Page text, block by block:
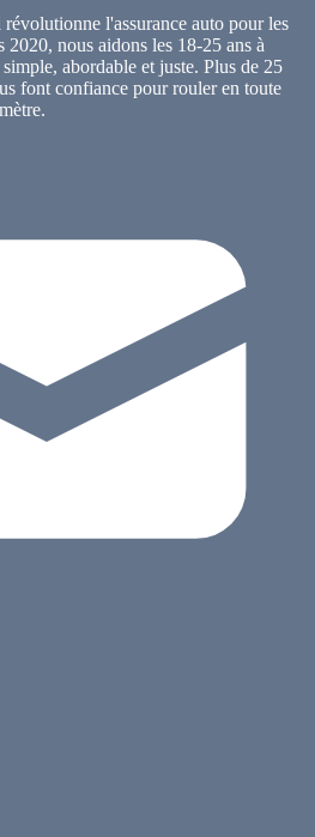
l'assurance auto pour les
2020, nous aidons les 18-25 ans à
abordable et juste. Plus de 25
font confiance pour rouler en toute